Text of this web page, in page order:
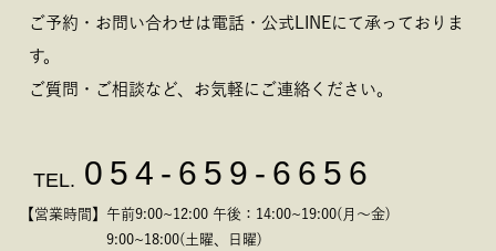
ご予約・お問い合わせは電話・公式LINEにて承っておりま
す。
ご質問・ご相談など、お気軽にご連絡ください。
TEL. 054-659-6656
【営業時間】午前9:00~12:00 午後：14:00~19:00(月～金)
9:00~18:00(土曜、日曜)